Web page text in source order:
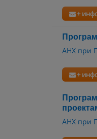
+
АНХ при
+
АНХ при